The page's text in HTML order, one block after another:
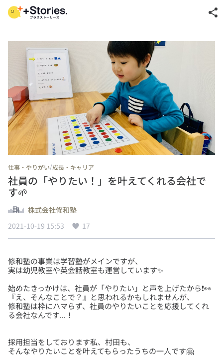
share
仕事・やりがい/成長・キャリア
社員の「やりたい！」を叶えてくれる会社で
す🌱
株式会社修和塾
2021-10-19 15:53
17
修和塾の事業は学習塾がメインですが、
始めたきっかけは、社員が「やりたい」と声を上げたから❗️👀
『え、そんなことで？』と思われるかもしれませんが、
修和塾は枠にハマらず、社員のやりたいことを応援してくれ
採用担当をしております私、村田も、